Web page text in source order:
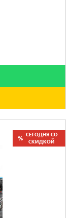
СЕГОДНЯ СО
СКИДКОЙ